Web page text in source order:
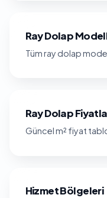
Ray Dolap
Tüm ray dolap
Ray Dolap
Güncel m² fiyat
Hizmet Bölgeleri